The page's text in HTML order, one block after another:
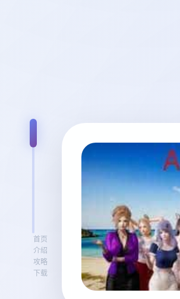
首页
介绍
攻略
下载